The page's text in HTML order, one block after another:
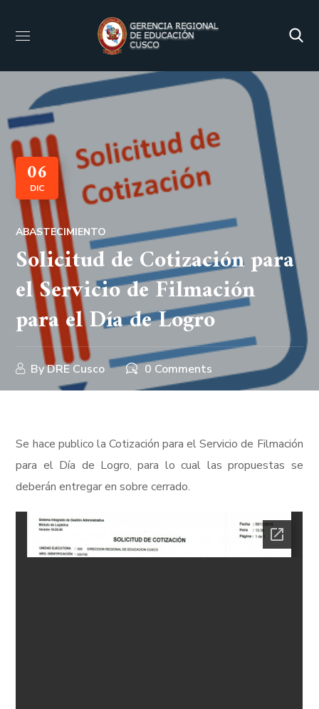
06
DIC
ABASTECIMIENTO
Solicitud de Cotización para
el Servicio de Filmación
para el Día de Logro
ByDRE Cusco 0 Comments
Se hace publico la Cotización para el Servicio de Filmación
para el Día de Logro, para lo cual las propuestas se
deberán entregar en sobre cerrado.